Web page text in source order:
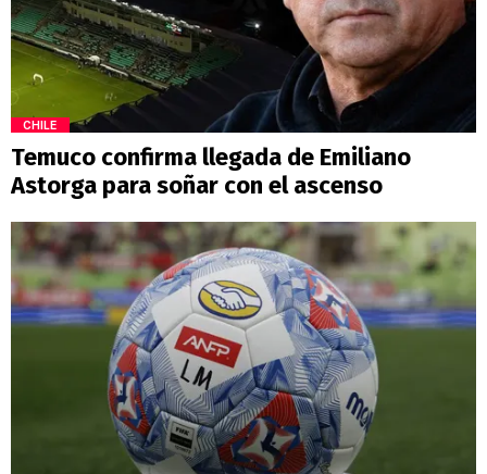
CHILE
Temuco confirma llegada de Emiliano
Astorga para soñar con el ascenso